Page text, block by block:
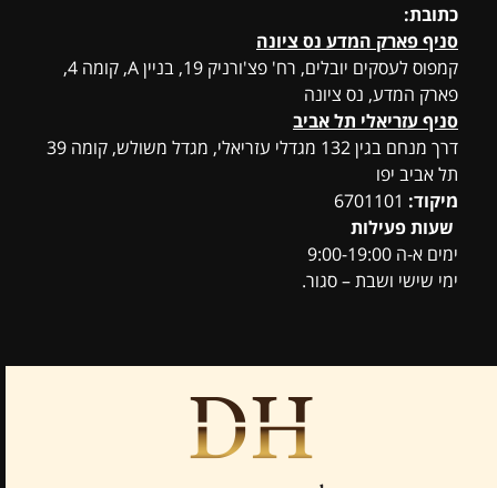
כתובת:
סניף פארק המדע נס ציונה
קמפוס לעסקים יובלים, רח' פצ'ורניק 19, בניין A, קומה 4,
פארק המדע, נס ציונה
סניף עזריאלי תל אביב
דרך מנחם בגין 132 מגדלי עזריאלי, מגדל משולש, קומה 39
תל אביב יפו
מיקוד:
שעות פעילות
ימים א-ה 9:00-19:00
ימי שישי ושבת – סגור.